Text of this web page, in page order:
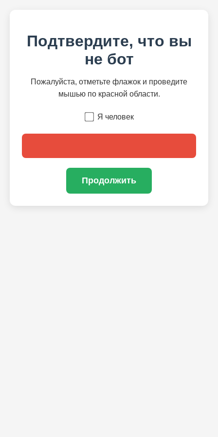
Подтвердите, что вы
не бот
Пожалуйста, отметьте флажок и проведите
мышью по красной области.
Я человек
Продолжить